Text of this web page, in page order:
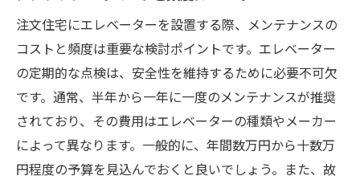
注文住宅にエレベーターを設置する際、メンテナンスの
コストと頻度は重要な検討ポイントです。エレベーター
の定期的な点検は、安全性を維持するために必要不可欠
です。通常、半年から一年に一度のメンテナンスが推奨
されており、その費用はエレベーターの種類やメーカー
によって異なります。一般的に、年間数万円から十数万
円程度の予算を見込んでおくと良いでしょう。また、故